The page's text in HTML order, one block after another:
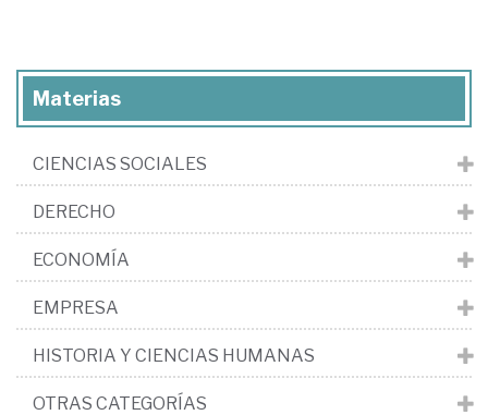
Materias
CIENCIAS SOCIALES
DERECHO
ECONOMÍA
EMPRESA
HISTORIA Y CIENCIAS HUMANAS
OTRAS CATEGORÍAS